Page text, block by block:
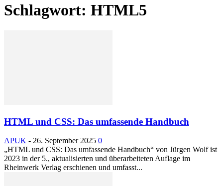
Schlagwort: HTML5
HTML und CSS: Das umfassende Handbuch
APUK - 26. September 2025 0
„HTML und CSS: Das umfassende Handbuch“ von Jürgen Wolf ist
2023 in der 5., aktualisierten und überarbeiteten Auflage im
Rheinwerk Verlag erschienen und umfasst...